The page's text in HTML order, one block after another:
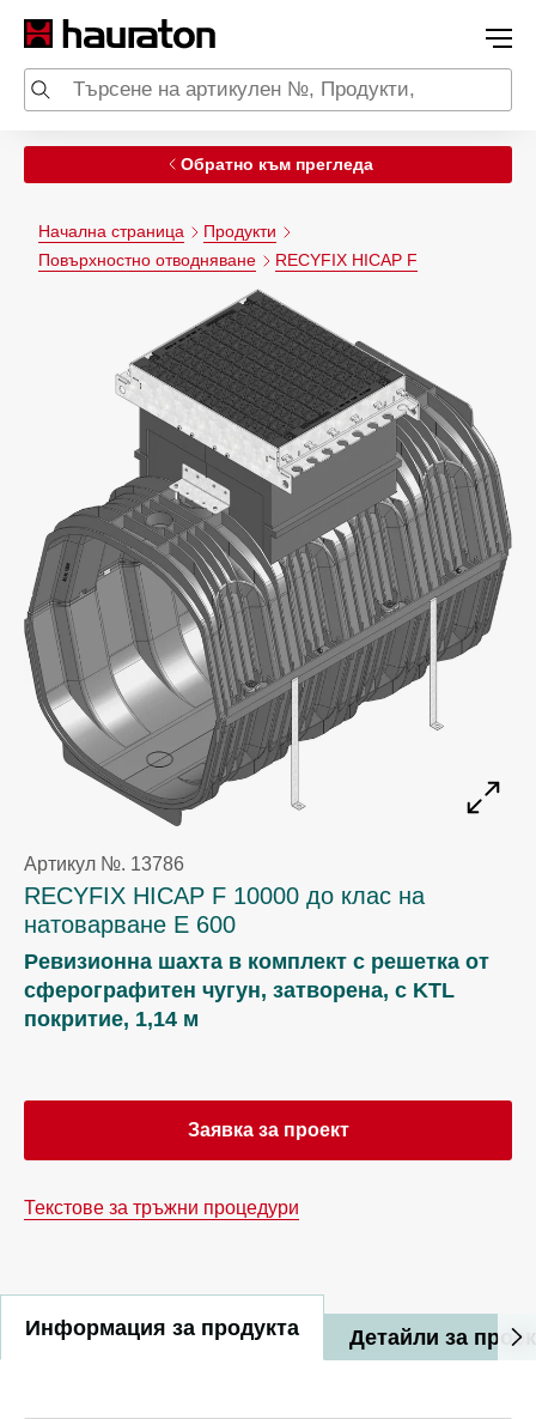
Обратно към прегледа
Начална страница
Продукти
Повърхностно отводняване
RECYFIX HICAP F
Артикул №. 13786
RECYFIX HICAP F 10000 до клас на
натоварване E 600
Ревизионна шахта в комплект с решетка от
сферографитен чугун, затворена, с KTL
покритие, 1,14 м
Заявка за проект
Текстове за тръжни процедури
Информация за продукта Детайли за